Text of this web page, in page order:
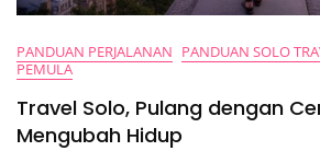
PANDUAN PERJALANAN PANDUAN SOLO
PEMULA
Travel Solo, Pulang dengan
Mengubah Hidup